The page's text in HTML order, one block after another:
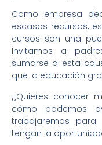
Como empresa
escasos recursos,
cursos son una
Invitamos a
sumarse a esta
que la educación
¿Quieres conocer
cómo podemos
trabajaremos
tengan la